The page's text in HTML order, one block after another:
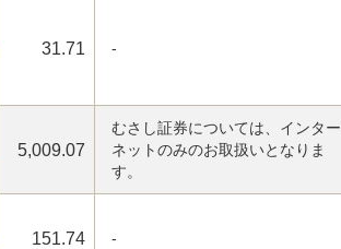
31.71 -
5,009.07
むさし証券については、インター
ネットのみのお取扱いとなりま
す。
151.74 -